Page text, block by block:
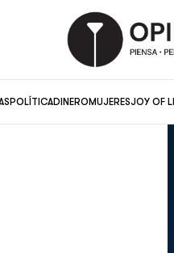
POLÍTICADINEROMUJERESJOY OF